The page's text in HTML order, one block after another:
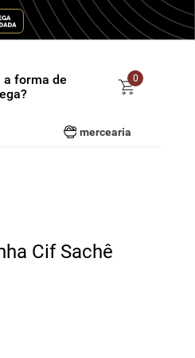
a forma de
0
mercearia
Cif Sachê